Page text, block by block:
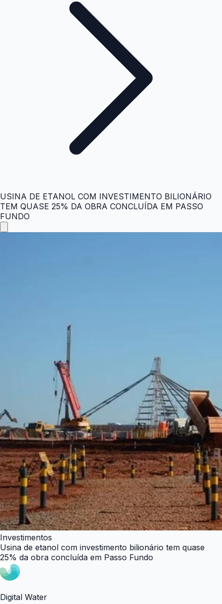
USINA DE ETANOL COM INVESTIMENTO BILIONÁRIO
TEM QUASE 25% DA OBRA CONCLUÍDA EM PASSO
FUNDO
Investimentos
Usina de etanol com investimento bilionário tem quase
25% da obra concluída em Passo Fundo
Digital Water